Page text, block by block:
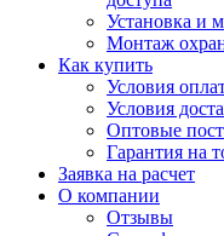
Установка и
Монтаж
Как купить
Условия
Условия
Оптовые
Гарантия на
Заявка на расчет
О компании
Отзывы